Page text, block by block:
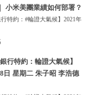
小米美團業績如何部署？
行特約：#輪證大氣候】2021年
行特約：輪證大氣候】
日 星期二 朱子昭 李浩德